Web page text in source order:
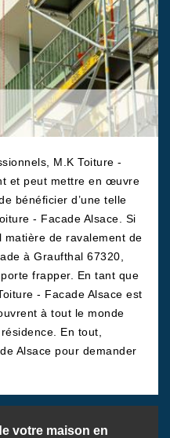
M.K Toiture -
et peut mettre en œuvre
bénéficier d’une telle
- Facade Alsace. Si
matière de ravalement de
à Graufthal 67320,
frapper. En tant que
- Facade Alsace est
à tout le monde
En tout,
Alsace pour demander
votre maison en